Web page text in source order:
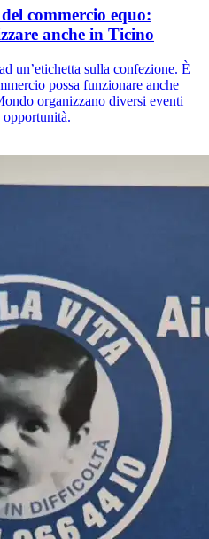
commercio equo:
anche in Ticino
un’etichetta sulla confezione. È
possa funzionare anche
organizzano diversi eventi
opportunità.